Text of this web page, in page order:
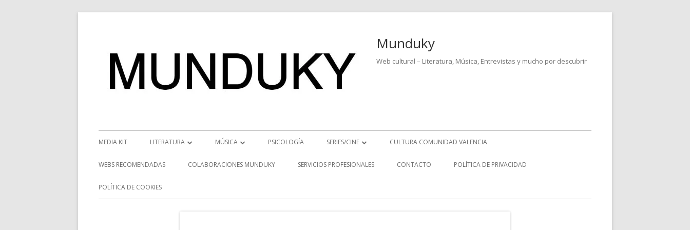
Munduky
Web cultural – Literatura, Música, Entrevistas y mucho por descubrir
Menú
principal
MEDIA KIT LITERATURA
RESEÑAS
NOVEDADES
MÚSICA
NOTICIAS MUSICALES
PSICOLOGÍA SERIES/CINE
SERIES
CULTURA COMUNIDAD VALENCIA
WEBS RECOMENDADAS COLABORACIONES MUNDUKY SERVICIOS PROFESIONALES CONTACTO POLÍTICA DE PRIVACIDAD
POLÍTICA DE COOKIES